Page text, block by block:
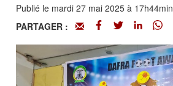
Publié le mardi 27 mai 2025 à 17h44min
PARTAGER :